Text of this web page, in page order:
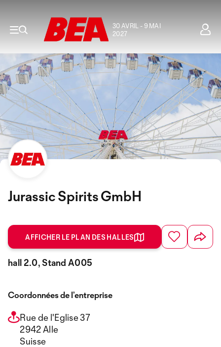
30 AVRIL - 9 MAI
2027
Jurassic Spirits GmbH
AFFICHER LE PLAN DES HALLES
hall 2.0, Stand A005
Coordonnées de l’entreprise
Rue de l'Eglise 37
2942 Alle
Suisse